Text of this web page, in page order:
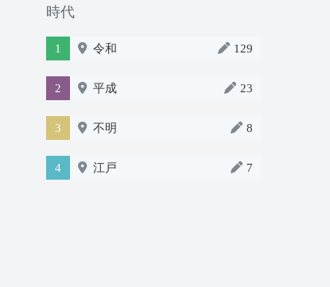
時代
1 令和 129
2 平成 23
3 不明 8
4 江戸 7